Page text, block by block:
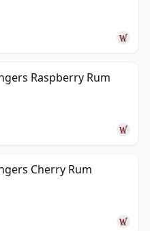
Raspberry Rum
Cherry Rum